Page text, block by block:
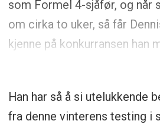
som Formel 4-sjåfør, og når
om cirka to uker, så får
kjenne på konkurransen han
Han har så å si utelukkende
fra denne vinterens testing i